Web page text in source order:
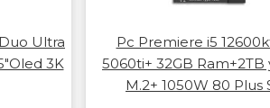
Ultra
3K
Pc Premiere i5
5060ti+ 32GB Ram+2TB
M.2+ 1050W 80 Plus